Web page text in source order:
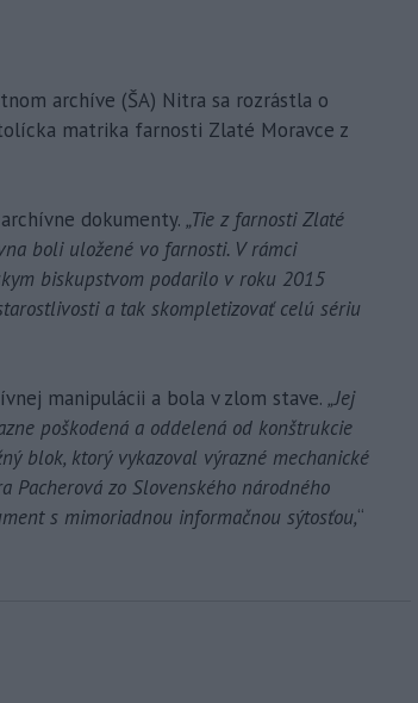
archíve (ŠA) Nitra sa rozrástla o
matrika farnosti Zlaté Moravce z
dokumenty. „Tie z farnosti Zlaté
boli uložené vo farnosti. V rámci
biskupstvom podarilo v roku 2015
a tak skompletizovať celú sériu
manipulácii a bola v zlom stave. „Jej
poškodená a oddelená od konštrukcie
blok, ktorý vykazoval výrazné mechanické
Pacherová zo Slovenského národného
s mimoriadnou informačnou sýtosťou,“